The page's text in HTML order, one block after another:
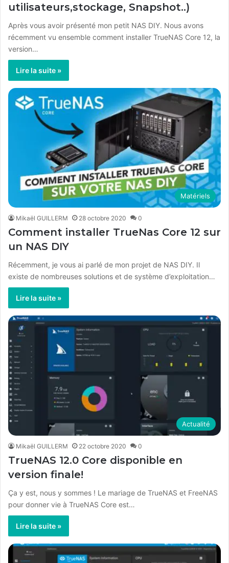
utilisateurs,stockage, Snapshot..)
Après vous avoir présenté mon petit NAS DIY. Nous avons
récemment vu ensemble comment installer TrueNAS Core 12, la
version…
Lire la suite »
Matériels
Mikaël GUILLERM 28 octobre 2020 0
Comment installer TrueNas Core 12 sur
un NAS DIY
Récemment, je vous ai parlé de mon projet de NAS DIY. Il
existe de nombreuses solutions et de système d’exploitation…
Lire la suite »
Actualité
Mikaël GUILLERM 22 octobre 2020 0
TrueNAS 12.0 Core disponible en
version finale!
Ça y est, nous y sommes ! Le mariage de TrueNAS et FreeNAS
pour donner vie à TrueNAS Core est…
Lire la suite »